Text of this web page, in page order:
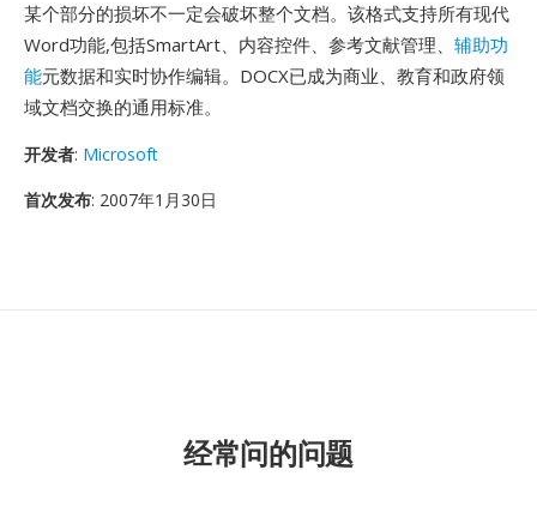
某个部分的损坏不一定会破坏整个文档。该格式支持所有现代
Word功能,包括SmartArt、内容控件、参考文献管理、 辅助功
能元数据和实时协作编辑。DOCX已成为商业、教育和政府领
域文档交换的通用标准。
开发者: Microsoft
首次发布: 2007年1月30日
经常问的问题